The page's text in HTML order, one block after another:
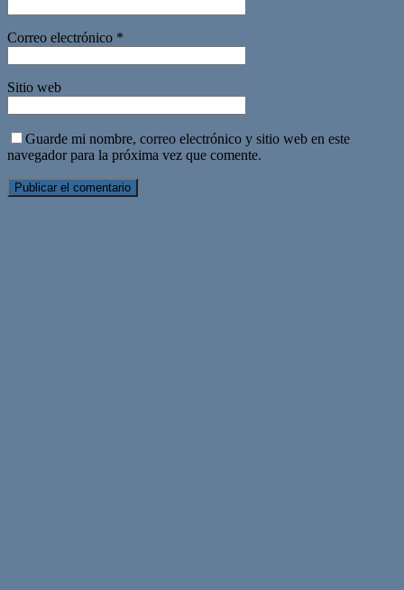
Correo electrónico *
Sitio web
Guarde mi nombre, correo electrónico y sitio web en este
navegador para la próxima vez que comente.